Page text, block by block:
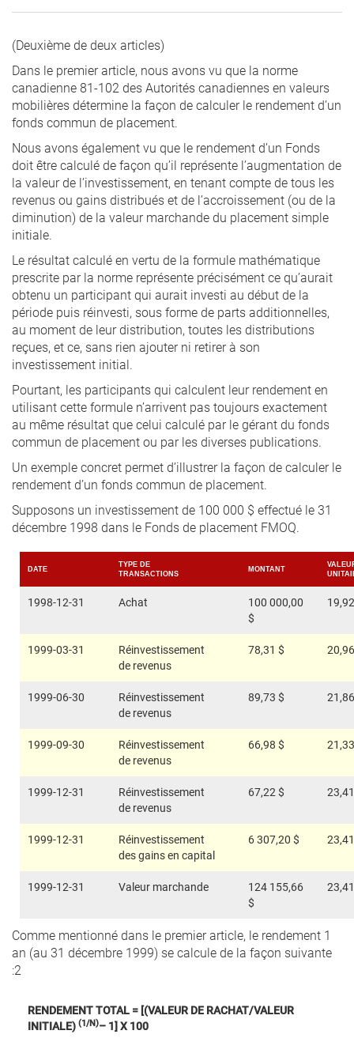
(Deuxième de deux articles)
Dans le premier article, nous avons vu que la norme
canadienne 81-102 des Autorités canadiennes en valeurs
mobilières détermine la façon de calculer le rendement d’un
fonds commun de placement.
Nous avons également vu que le rendement d’un Fonds
doit être calculé de façon qu’il représente l’augmentation de
la valeur de l’investissement, en tenant compte de tous les
revenus ou gains distribués et de l’accroissement (ou de la
diminution) de la valeur marchande du placement simple
initiale.
Le résultat calculé en vertu de la formule mathématique
prescrite par la norme représente précisément ce qu’aurait
obtenu un participant qui aurait investi au début de la
période puis réinvesti, sous forme de parts additionnelles,
au moment de leur distribution, toutes les distributions
reçues, et ce, sans rien ajouter ni retirer à son
investissement initial.
Pourtant, les participants qui calculent leur rendement en
utilisant cette formule n’arrivent pas toujours exactement
au même résultat que celui calculé par le gérant du fonds
commun de placement ou par les diverses publications.
Un exemple concret permet d’illustrer la façon de calculer le
rendement d’un fonds commun de placement.
Supposons un investissement de 100 000 $ effectué le 31
décembre 1998 dans le Fonds de placement FMOQ.
DATE
TYPE DE
TRANSACTIONS
MONTANT
1998-12-31 Achat
100 000,00
$
1999-03-31
Réinvestissement
de revenus
78,31 $
1999-06-30
Réinvestissement
de revenus
89,73 $
1999-09-30
Réinvestissement
de revenus
66,98 $
1999-12-31
Réinvestissement
de revenus
67,22 $
1999-12-31
Réinvestissement
des gains en capital
6 307,20 $
1999-12-31 Valeur marchande
124 155,66
$
Comme mentionné dans le premier article, le rendement 1
an (au 31 décembre 1999) se calcule de la façon suivante
:2
RENDEMENT TOTAL = [(VALEUR DE RACHAT/VALEUR
INITIALE) (1/N)– 1] X 100